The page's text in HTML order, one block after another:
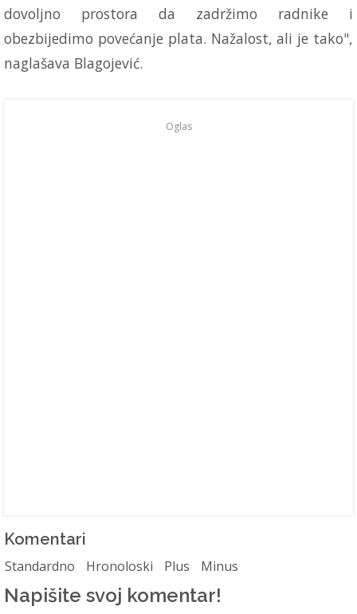
dovoljno prostora da zadržimo radnike i
obezbijedimo povećanje plata. Nažalost, ali je tako",
naglašava Blagojević.
Oglas
Komentari
Standardno Hronoloski Plus Minus
Napišite svoj komentar!